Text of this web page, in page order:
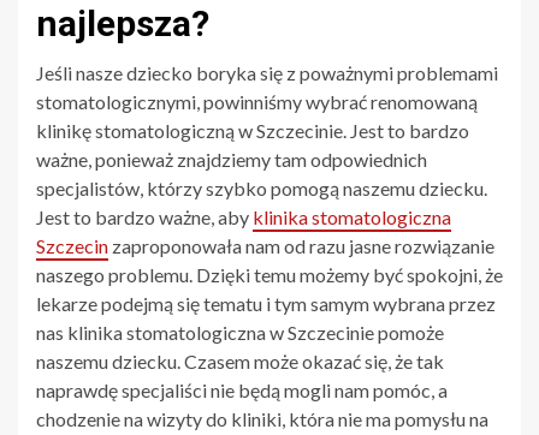
najlepsza?
Jeśli nasze dziecko boryka się z poważnymi problemami
stomatologicznymi, powinniśmy wybrać renomowaną
klinikę stomatologiczną w Szczecinie. Jest to bardzo
ważne, ponieważ znajdziemy tam odpowiednich
specjalistów, którzy szybko pomogą naszemu dziecku.
Jest to bardzo ważne, aby klinika stomatologiczna
Szczecin zaproponowała nam od razu jasne rozwiązanie
naszego problemu. Dzięki temu możemy być spokojni, że
lekarze podejmą się tematu i tym samym wybrana przez
nas klinika stomatologiczna w Szczecinie pomoże
naszemu dziecku. Czasem może okazać się, że tak
naprawdę specjaliści nie będą mogli nam pomóc, a
chodzenie na wizyty do kliniki, która nie ma pomysłu na